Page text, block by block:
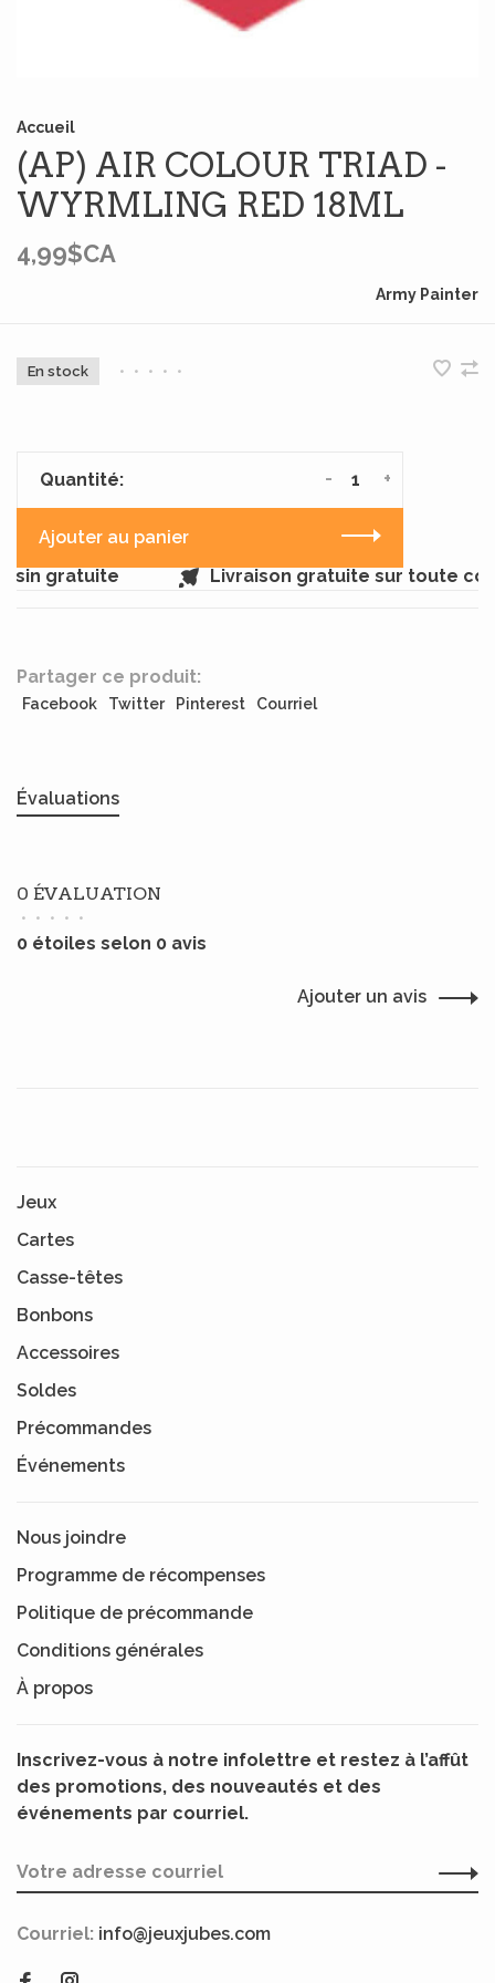
Accueil
(AP) AIR COLOUR TRIAD -
WYRMLING RED 18ML
4,99$CA
Army Painter
En stock • • • • •
Quantité: +
-
Ajouter au panier
gratuite
Livraison gratuite sur toute
Partager ce produit:
Facebook Twitter Pinterest Courriel
Évaluations
0 ÉVALUATION
• • • • •
0 étoiles selon 0 avis
Ajouter un avis
Jeux
Cartes
Casse-têtes
Bonbons
Accessoires
Soldes
Précommandes
Événements
Nous joindre
Programme de récompenses
Politique de précommande
Conditions générales
À propos
Inscrivez-vous à notre infolettre et restez à l’affût
des promotions, des nouveautés et des
événements par courriel.
Courriel: info@jeuxjubes.com